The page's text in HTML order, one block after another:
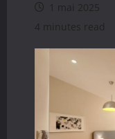
1 mai 2025
4 minutes read